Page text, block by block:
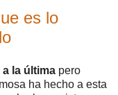
es lo
a la última pero
ha hecho a esta